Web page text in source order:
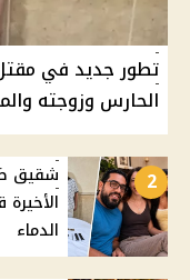
تطور جديد في
الحارس وزوجته
2
شقيق
الدماء